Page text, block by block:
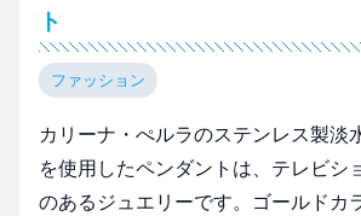
ト
ファッション
カリーナ・ぺルラのステンレス製淡
を使用したペンダントは、テレビシ
のあるジュエリーです。ゴールドカ